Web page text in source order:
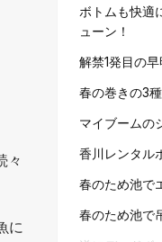
々
に
ボトムも快適
ューン！
解禁1発目の
春の巻きの3
マイブームの
香川レンタル
春のため池で
春のため池で